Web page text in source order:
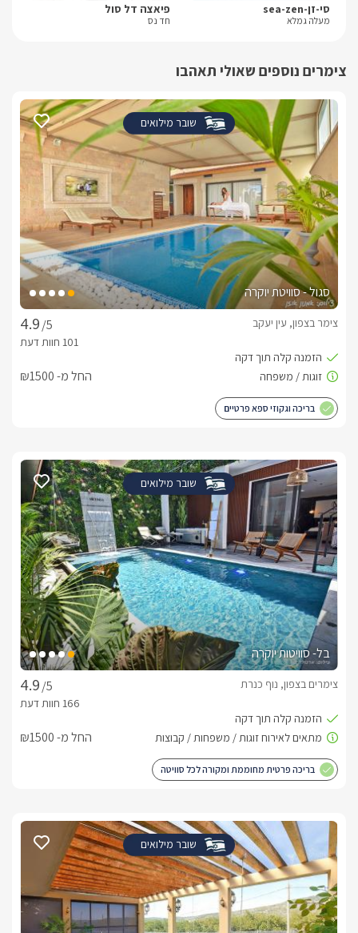
סי-זן-sea-zen
מעלה גמלא
פיאצה דל סול
חד נס
צימרים נוספים שאולי תאהבו
שובר מילואים
סגול - סוויטת יוקרה
/5
צימר בצפון, עין יעקב
החל מ- ₪1500
בריכה וגקוזי ספא פרטיים
שובר מילואים
בל- סוויטות יוקרה
/5
צימרים בצפון, נוף כנרת
החל מ- ₪1500
בריכה פרטית מחוממת ומקורה לכל סוויטה
שובר מילואים